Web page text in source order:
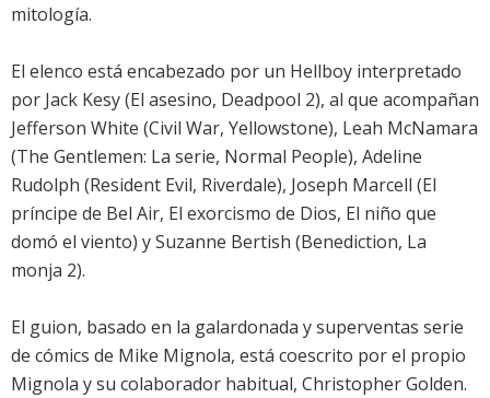
mitología.
El elenco está encabezado por un Hellboy interpretado
por Jack Kesy (El asesino, Deadpool 2), al que acompañan
Jefferson White (Civil War, Yellowstone), Leah McNamara
(The Gentlemen: La serie, Normal People), Adeline
Rudolph (Resident Evil, Riverdale), Joseph Marcell (El
príncipe de Bel Air, El exorcismo de Dios, El niño que
domó el viento) y Suzanne Bertish (Benediction, La
monja 2).
El guion, basado en la galardonada y superventas serie
de cómics de Mike Mignola, está coescrito por el propio
Mignola y su colaborador habitual, Christopher Golden.